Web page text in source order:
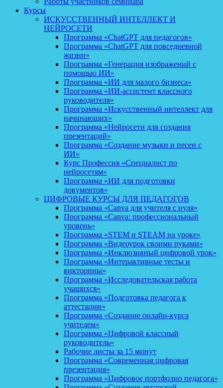
Курсы
ИСКУССТВЕННЫЙ ИНТЕЛЛЕКТ И
НЕЙРОСЕТИ
Программа «ChatGPT для педагогов»
Программа «ChatGPT для повседневной
жизни»
Программа «Генерация изображений с
помощью ИИ»
Программа «ИИ для малого бизнеса»
Программа «ИИ-ассистент классного
руководителя»
Программа «Искусственный интеллект для
начинающих»
Программа «Нейросети для создания
презентаций»
Программа «Создание музыки и песен с
ИИ»
Курс Профессия «Специалист по
нейросетям»
Программа «ИИ для подготовки
документов»
ЦИФРОВЫЕ КУРСЫ ДЛЯ ПЕДАГОГОВ
Программа «Canva для учителя с нуля»
Программа «Canva: профессиональный
уровень»
Программа «STEM и STEAM на уроке»
Программа «Видеоурок своими руками»
Программа «Инклюзивный цифровой урок»
Программа «Интерактивные тесты и
викторины»
Программа «Исследовательская работа
учащихся»
Программа «Подготовка педагога к
аттестации»
Программа «Создание онлайн-курса
учителем»
Программа «Цифровой классный
руководитель»
Рабочие листы за 15 минут
Программа «Современная цифровая
презентация»
Программа «Цифровое портфолио педагога»